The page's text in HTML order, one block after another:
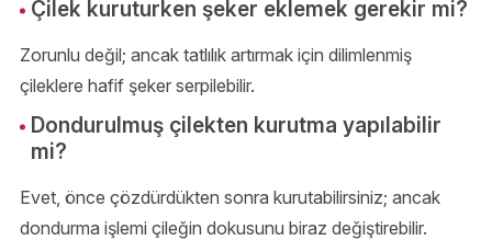
Çilek kuruturken şeker eklemek gerekir mi?
Zorunlu değil; ancak tatlılık artırmak için dilimlenmiş
çileklere hafif şeker serpilebilir.
Dondurulmuş çilekten kurutma yapılabilir
mi?
Evet, önce çözdürdükten sonra kurutabilirsiniz; ancak
dondurma işlemi çileğin dokusunu biraz değiştirebilir.